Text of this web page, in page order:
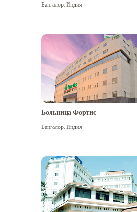
Посмотреть больше
Бангалор,Индия
Больница Фортис
Бангалор,Индия